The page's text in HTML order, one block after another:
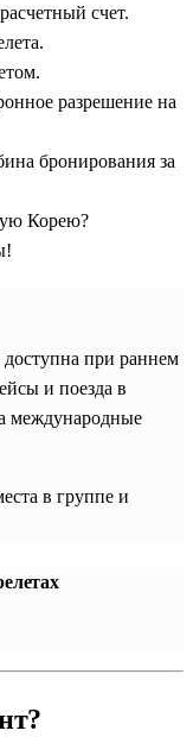
свежести
своим
вам без
династии
примерить
по аутентичным
любителей
В
грандиозный
страны является
вам с комфортом
района Центум
гид покажет вам
счет.
разрешение на
бронирования за
Корею?
доступна при раннем
и поезда в
международные
в группе и